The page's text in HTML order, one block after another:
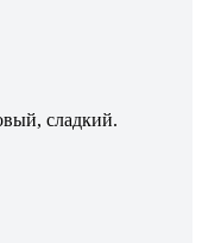
сладкий.